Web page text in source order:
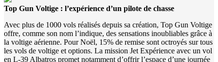
Top Gun Voltige : l’expérience d’un pilote de chasse
Avec plus de 1000 vols réalisés depuis sa création, Top Gun Voltige
offre, comme son nom l’indique, des sensations inoubliables grâce à
la voltige aérienne. Pour Noël, 15% de remise sont octroyés sur tous
les vols de voltige et options. La mission Jet Expérience avec un vol
en L-39 Albatros promet notamment d’offrir l’espace d’une journée